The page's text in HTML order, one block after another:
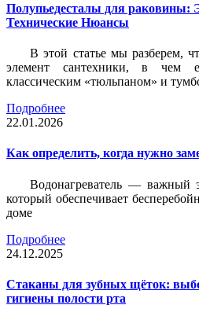
Полупьедесталы для раковины:
Технические Нюансы
В этой статье мы разберем,
элемент сантехники, в чем
классическим «тюльпаном» и
Подробнее
22.01.2026
Как определить, когда нужно
Водонагреватель — важный
который обеспечивает
доме
Подробнее
24.12.2025
Стаканы для зубных щёток:
гигиены полости рта